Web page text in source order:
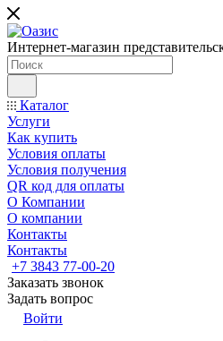
Интернет-магазин
Каталог
Услуги
Как купить
Условия оплаты
Условия получения
QR код для оплаты
О Компании
О компании
Контакты
Контакты
+7 3843 77-00-20
Заказать звонок
Задать вопрос
Войти